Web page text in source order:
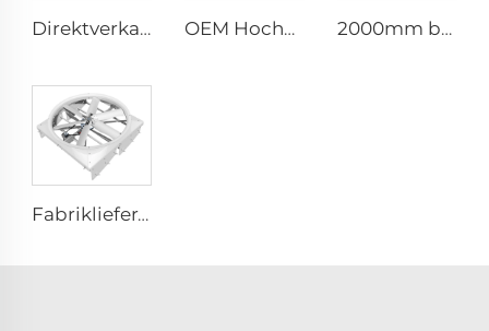
Direktverkauf aus der Fabrik Nylonflügel Kühlventilator für Milchviehställe und Rindfarmhäuser, industrielle Lüftungsventilatoren OEM Hochvolumen-Niedriggeschwindigkeit 16ft 5m PMSM-Motor Riesenfan, Stangentyp-Fan 2000mm beweglicher leiser 80-Zoll Pedestalventilator für Haushalte Produktionsstätten Restaurants 220V/380V Aluminium-Stehfußbodenventilator
Fabriklieferant 72-Zoll Wirbelzirkulationsventilatoren Energieeinsparndes Belüftungssystem für Rinderställe Dachlüftungen